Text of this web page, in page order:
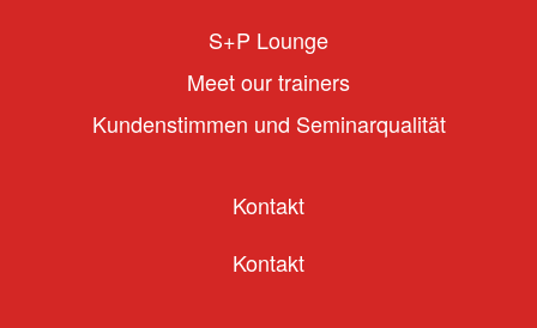
S+P Lounge
Meet our trainers
Kundenstimmen und Seminarqualität
Kontakt
Kontakt